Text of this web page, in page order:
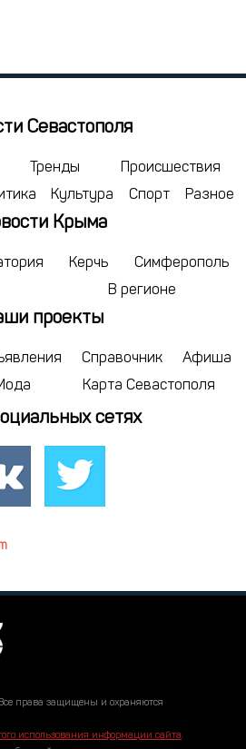
11 12 13 14
25 26
2 4 5
10 11 12
Севастополя
Тренды
Происшествия
Культура Спорт Разное
Крыма
Керчь
Симферополь
В регионе
проекты
Справочник
Афиша
Карта Севастополя
сетях
права защищены и охраняются
использования информации сайта.